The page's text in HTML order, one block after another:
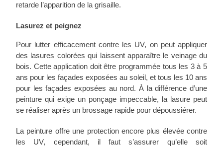
retarde l’apparition de la grisaille.
Lasurez et peignez
Pour lutter efficacement contre les UV, on peut appliquer
des lasures colorées qui laissent apparaître le veinage du
bois. Cette application doit être programmée tous les 3 à 5
ans pour les façades exposées au soleil, et tous les 10 ans
pour les façades exposées au nord. À la différence d’une
peinture qui exige un ponçage impeccable, la lasure peut
se réaliser après un brossage rapide pour dépoussiérer.
La peinture offre une protection encore plus élevée contre
les UV, cependant, il faut s’assurer qu’elle soit